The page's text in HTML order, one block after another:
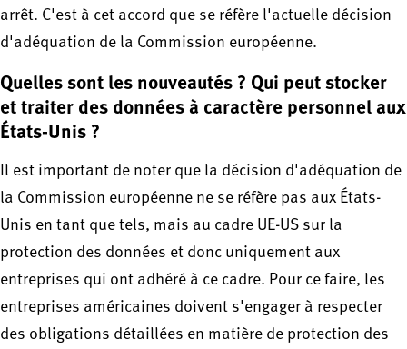
arrêt. C'est à cet accord que se réfère l'actuelle décision
d'adéquation de la Commission européenne.
Quelles sont les nouveautés ? Qui peut stocker
et traiter des données à caractère personnel aux
États-Unis ?
Il est important de noter que la décision d'adéquation de
la Commission européenne ne se réfère pas aux États-
Unis en tant que tels, mais au cadre UE-US sur la
protection des données et donc uniquement aux
entreprises qui ont adhéré à ce cadre. Pour ce faire, les
entreprises américaines doivent s'engager à respecter
des obligations détaillées en matière de protection des